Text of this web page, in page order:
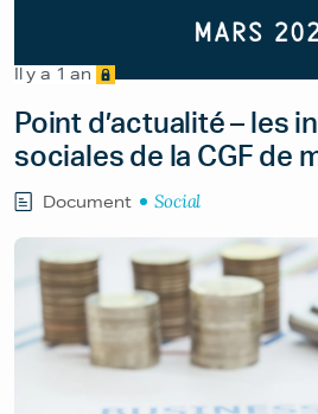
Il y a 1 an
Point d’actualité – les
sociales de la CGF de
Document Social